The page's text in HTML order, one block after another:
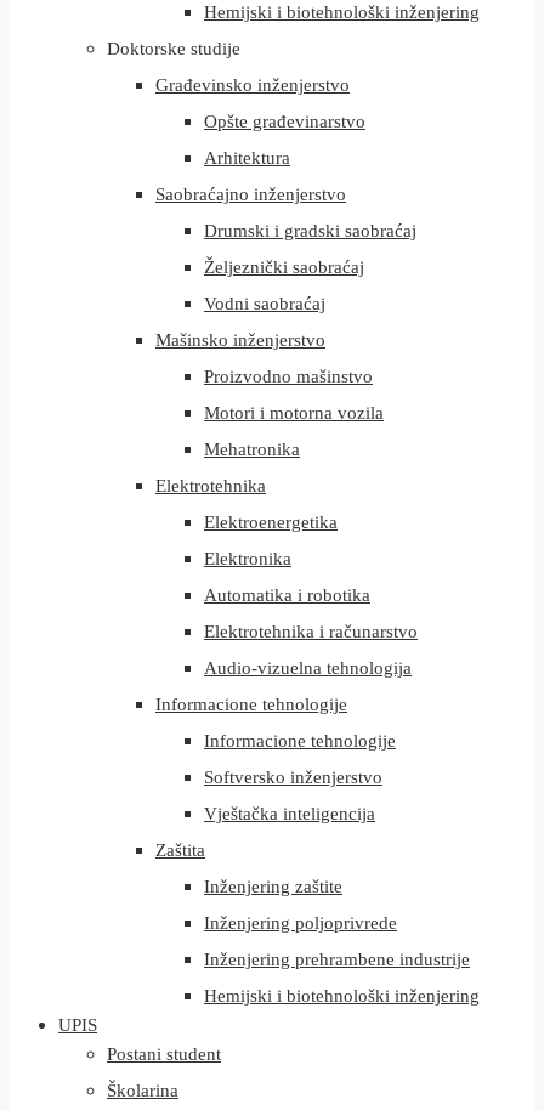
Hemijski i biotehnološki inženjering
Doktorske studije
Građevinsko inženjerstvo
Opšte građevinarstvo
Arhitektura
Saobraćajno inženjerstvo
Drumski i gradski saobraćaj
Željeznički saobraćaj
Vodni saobraćaj
Mašinsko inženjerstvo
Proizvodno mašinstvo
Motori i motorna vozila
Mehatronika
Elektrotehnika
Elektroenergetika
Elektronika
Automatika i robotika
Elektrotehnika i računarstvo
Audio-vizuelna tehnologija
Informacione tehnologije
Informacione tehnologije
Softversko inženjerstvo
Vještačka inteligencija
Zaštita
Inženjering zaštite
Inženjering poljoprivrede
Inženjering prehrambene industrije
Hemijski i biotehnološki inženjering
UPIS
Postani student
Školarina